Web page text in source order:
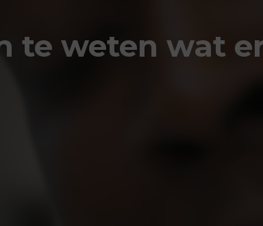
te weten wat